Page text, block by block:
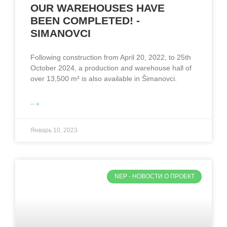
OUR WAREHOUSES HAVE
BEEN COMPLETED! -
SIMANOVCI
Following construction from April 20, 2022, to 25th
October 2024, a production and warehouse hall of
over 13,500 m² is also available in Šimanovci.
-- »
Январь 10, 2023
NEP - НОВОСТИ O ПРОЕКТ